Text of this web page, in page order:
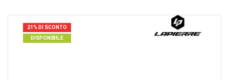
21% DI SCONTO
DISPONIBILE